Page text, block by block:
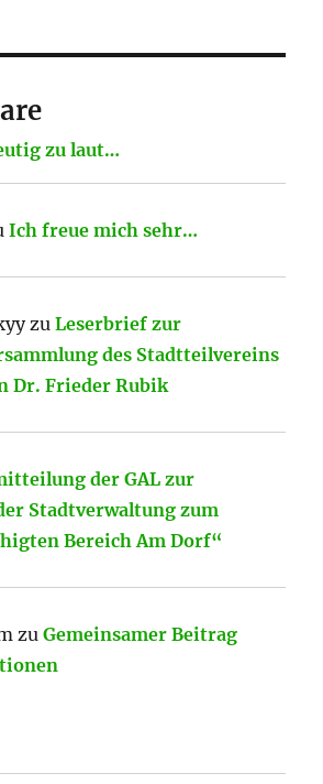
zu laut…
Ich freue mich sehr…
zuLeserbrief zur
des Stadtteilvereins
Dr. Frieder Rubik
der GAL zur
Stadtverwaltung zum
Bereich Am Dorf“
zuGemeinsamer Beitrag